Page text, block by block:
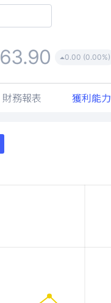
63.90 0.00 (0.00%)
財務報表 獲利能力